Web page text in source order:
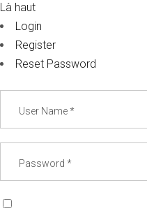
Là haut
Login
Register
Reset Password